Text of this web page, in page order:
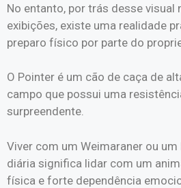
No entanto, por trás desse visual
exibições, existe uma realidade
preparo físico por parte do
O Pointer é um cão de caça de
campo que possui uma
surpreendente.
Viver com um Weimaraner ou
diária significa lidar com um
física e forte dependência